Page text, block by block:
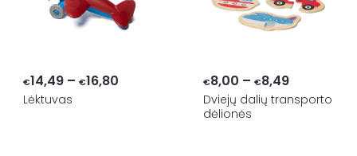
€14,49 – €16,80Price
Lėktuvas
€8,00 – €8,49Price
range:
Dviejų dalių transporto
dėlionės